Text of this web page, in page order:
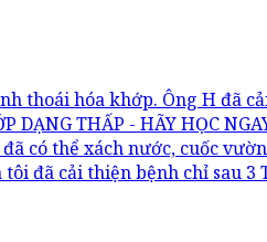
thoái hóa khớp. Ông H đã
DẠNG THẤP - HÃY HỌC
có thể xách nước, cuốc vườn
đã cải thiện bệnh chỉ sau 3